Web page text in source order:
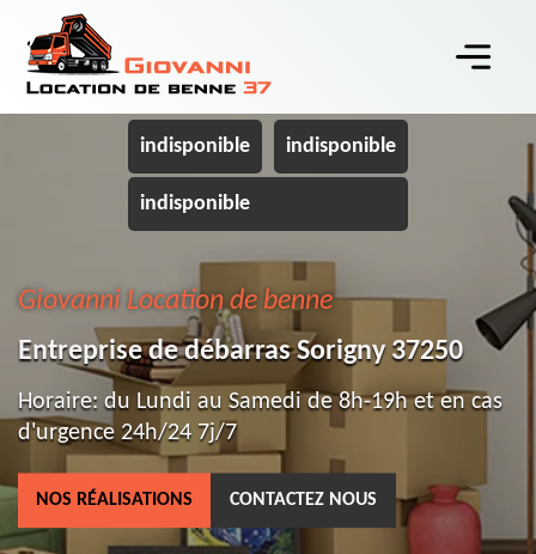
indisponible indisponible
indisponible
Giovanni Location de benne
Entreprise de débarras Sorigny 37250
Horaire: du Lundi au Samedi de 8h-19h et en cas
d'urgence 24h/24 7j/7
NOS RÉALISATIONS CONTACTEZ NOUS